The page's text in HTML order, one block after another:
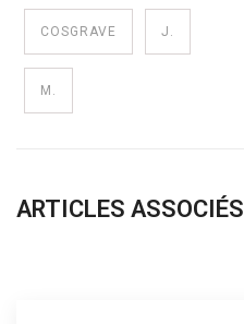
COSGRAVE J.
M.
ARTICLES ASSOCIÉS